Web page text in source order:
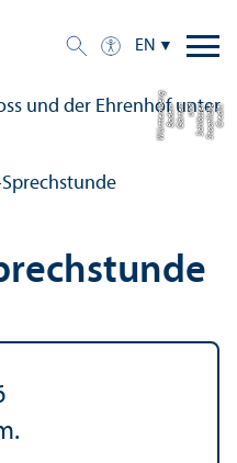
EN
C
r
e
di
t:
S
t
a
a
tli
c
h
e
S
c
hl
ö
s
s
e
r
u
n
d
G
ä
r
t
e
n
B
a
d
e
n-
W
ü
r
t
t
e
m
b
e
r
g